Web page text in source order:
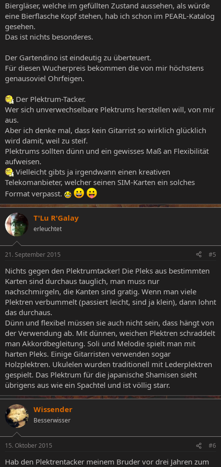
Biergläser, welche im gefüllten Zustand aussehen, als würde
eine Bierflasche Kopf stehen, hab ich schon im PEARL-Katalog
gesehen.
Das ist nichts besonderes.
Der Gartendino ist eindeutig zu überteuert.
Für diesen Wucherpreis bekommen die von mir höchstens
genausoviel Ohrfeigen.
Der Plektrum-Tacker.
Wer sich unverwechselbare Plektrums herstellen will, von mir
aus.
Aber ich denke mal, dass kein Gitarrist so wirklich glücklich
wird damit, weil zu steif.
Plektrums sollten dünn und ein gewisses Maß an Flexibilität
aufweisen.
Vielleicht gibts ja irgendwann einen kreativen
Telekomanbieter, welcher seinen SIM-Karten ein solches
Format verpasst.
T'Lu R'Galay
erleuchtet
21. September 2015 #5
Nichts gegen den Plektrumtacker! Die Pleks aus bestimmten
Karten sind durchaus tauglich, man muss nur
nachschmirgeln, die Kanten sind gratig. Wenn man viele
Plektren verbummelt (passiert leicht, sind ja klein), dann lohnt
das durchaus.
Dünn und flexibel müssen sie auch nicht sein, dass hängt von
der Verwendung ab. Mit dünnen, weichen Plektren schraddelt
man Akkordbegleitung. Soli und Melodie spielt man mit
harten Pleks. Einige Gitarristen verwenden sogar
Holzplektren. Ukulelen wurden traditionell mit Lederplektren
gespielt. Das Plektrum für die japanische Shamisen sieht
übrigens aus wie ein Spachtel und ist völlig starr.
Wissender
Besserwisser
15. Oktober 2015 #6
Hab den Plektrentacker meinem Bruder vor drei Jahren zum